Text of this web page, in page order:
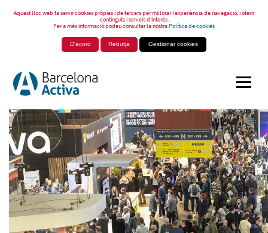
Aquest lloc web fa servir cookies pròpies i de tercers per millorar l’experiència de navegació, i oferir
continguts i serveis d’interès.
Per a més informació podeu consultar la nostraPolítica de cookies
D'acord Rebutja Gestionar cookies